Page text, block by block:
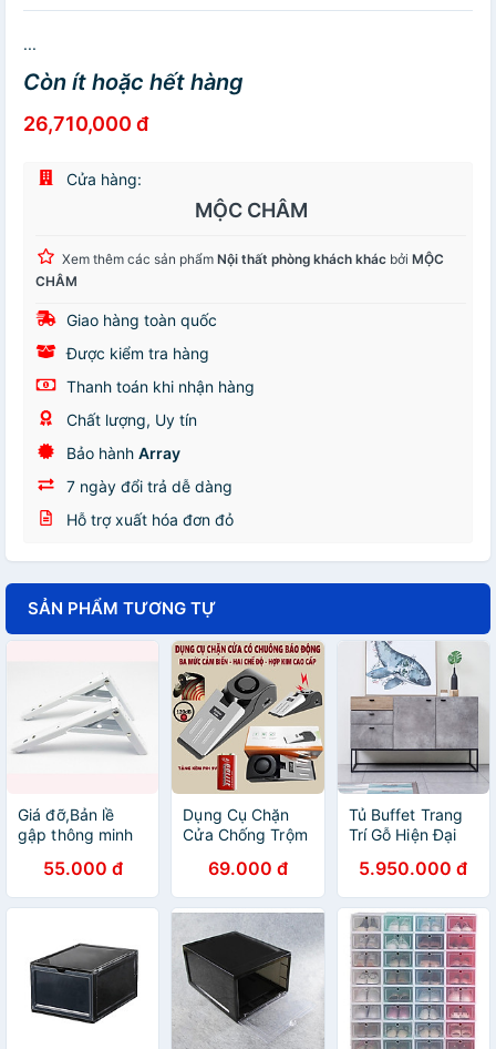
...
Còn ít hoặc hết hàng
26,710,000 đ
Cửa hàng:
MỘC CHÂM
Xem thêm các sản phẩm Nội thất phòng khách khác bởi MỘC
CHÂM
Giao hàng toàn quốc
Được kiểm tra hàng
Thanh toán khi nhận hàng
Chất lượng, Uy tín
Bảo hành Array
7 ngày đổi trả dễ dàng
Hỗ trợ xuất hóa đơn đỏ
SẢN PHẨM TƯƠNG TỰ
Giá đỡ,Bản lề
gập thông minh
55.000 đ
Dụng Cụ Chặn
Cửa Chống Trộm
Báo Lớn, Cảm
Biến Báo Động
Thông Minh Tiện
Lợi, 2 Chế Độ,
Tặng Kèm Pin 9V
69.000 đ
Tủ Buffet Trang
Trí Gỗ Hiện Đại
5.950.000 đ